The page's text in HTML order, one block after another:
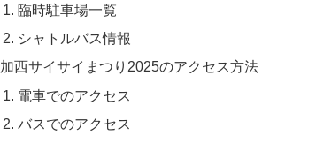
臨時駐車場一覧
シャトルバス情報
加西サイサイまつり2025のアクセス方法
電車でのアクセス
バスでのアクセス